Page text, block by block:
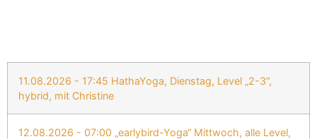
11.08.2026 - 17:45 HathaYoga, Dienstag, Level „2-3“,
hybrid, mit Christine
12.08.2026 - 07:00 „earlybird-Yoga“ Mittwoch, alle Level,